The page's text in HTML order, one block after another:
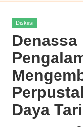
a
h
H
ij
a
u
D
Posted
Diskusi
Denassa
Daya